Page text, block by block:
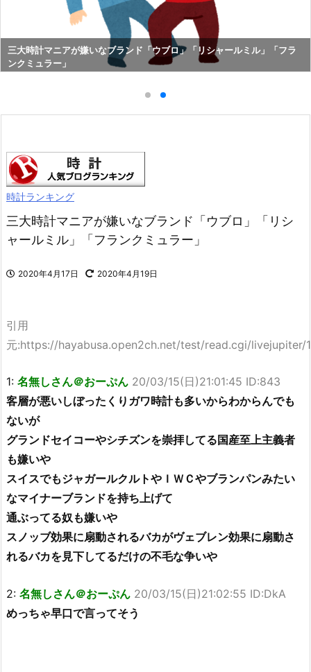
三大時計マニアが嫌いなブランド「ウブロ」「リシャールミル」「フラ
ンクミュラー」
時計ランキング
三大時計マニアが嫌いなブランド「ウブロ」「リシ
ャールミル」「フランクミュラー」
2020年4月17日 2020年4月19日
引用
元:https://hayabusa.open2ch.net/test/read.cgi/livejupiter/
1: 名無しさん＠おーぷん 20/03/15(日)21:01:45 ID:843
客層が悪いしぼったくりガワ時計も多いからわからんでも
ないが
グランドセイコーやシチズンを崇拝してる国産至上主義者
も嫌いや
スイスでもジャガールクルトやＩＷＣやブランパンみたい
なマイナーブランドを持ち上げて
通ぶってる奴も嫌いや
スノッブ効果に扇動されるバカがヴェブレン効果に扇動さ
れるバカを見下してるだけの不毛な争いや
2: 名無しさん＠おーぷん 20/03/15(日)21:02:55 ID:DkA
めっちゃ早口で言ってそう